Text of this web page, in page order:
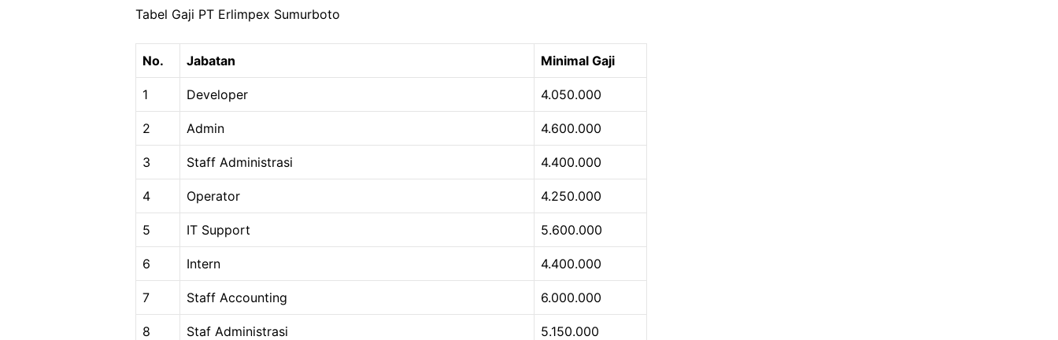
Tabel Gaji PT Erlimpex Sumurboto
No. Jabatan Minimal Gaji
1 Developer 4.050.000
2 Admin 4.600.000
3 Staff Administrasi 4.400.000
4 Operator 4.250.000
5 IT Support 5.600.000
6 Intern 4.400.000
7 Staff Accounting 6.000.000
8 Staf Administrasi 5.150.000